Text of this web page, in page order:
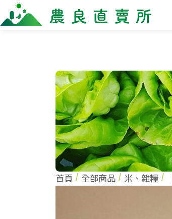
當季優質水果專區
鳳梨專區
禮盒專區
新鮮蔬菜
米、雜糧
麵食、米粉
油、醬油
調味、醬料
加工食品
首頁 全部商品 米、雜糧